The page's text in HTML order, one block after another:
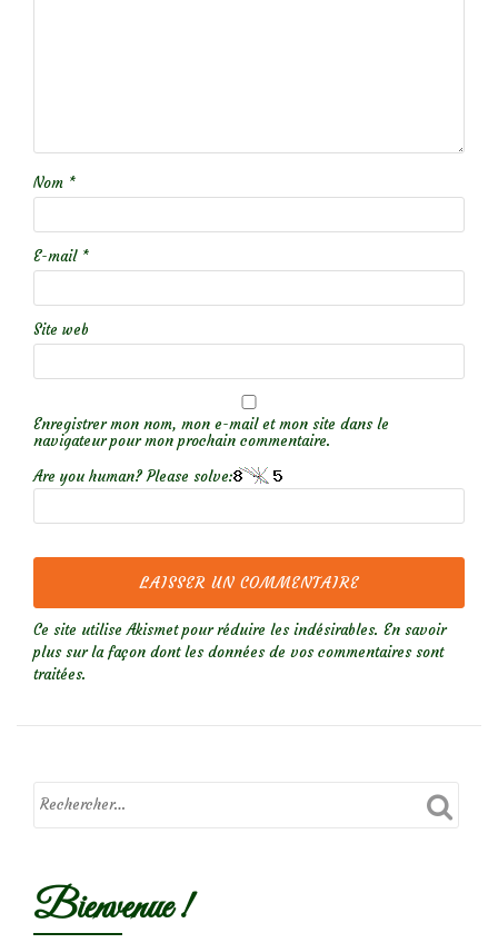
Nom *
E-mail *
Site web
Enregistrer mon nom, mon e-mail et mon site dans le
navigateur pour mon prochain commentaire.
Are you human? Please solve:
Ce site utilise Akismet pour réduire les indésirables. En savoir
plus sur la façon dont les données de vos commentaires sont
traitées.
Bienvenue !